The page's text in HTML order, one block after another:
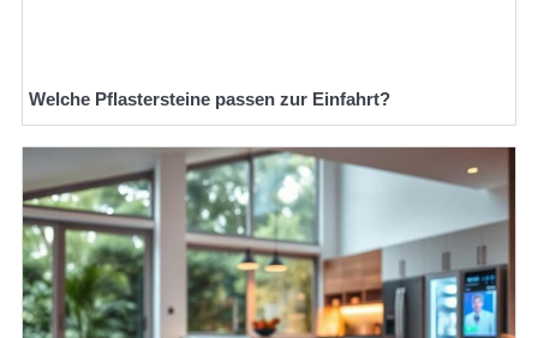
Welche Pflastersteine passen zur Einfahrt?